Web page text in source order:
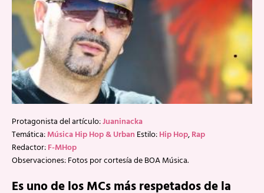
Protagonista del artículo:Juaninacka
Temática:Música Hip Hop & Urban Estilo:Hip Hop,Rap
Redactor:F-MHop
Observaciones: Fotos por cortesía de BOA Música.
Es uno de los MCs más respetados de la